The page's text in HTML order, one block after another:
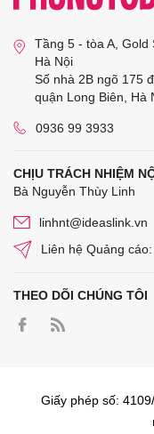
Tầng 5 - tòa A, Gold
Hà Nội
Số nhà 2B ngõ 175
quận Long Biên, Hà
0936 99 3933
CHỊU TRÁCH NHIỆM
Bà Nguyễn Thùy Linh
linhnt@ideaslink.vn
Liên hệ Quảng
THEO DÕI CHÚNG TÔI
Giấy phép số: